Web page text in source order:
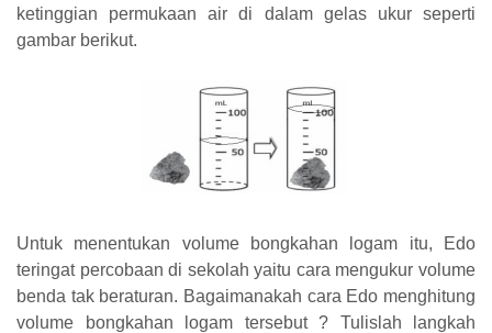
ketinggian permukaan air di dalam gelas ukur seperti
gambar berikut.
Untuk menentukan volume bongkahan logam itu, Edo
teringat percobaan di sekolah yaitu cara mengukur volume
benda tak beraturan. Bagaimanakah cara Edo menghitung
volume bongkahan logam tersebut ? Tulislah langkah